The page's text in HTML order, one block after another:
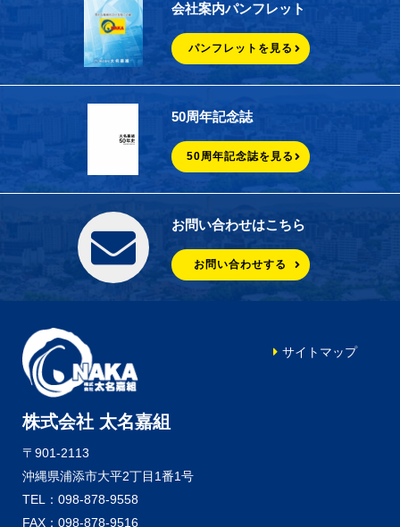
会社案内パンフレット
パンフレットを見る
50周年記念誌
50周年記念誌を見る
お問い合わせはこちら
お問い合わせする
株式会社 太名嘉組
〒901-2113
沖縄県浦添市大平2丁目1番1号
TEL：098-878-9558
FAX：098-878-9516
サイトマップ